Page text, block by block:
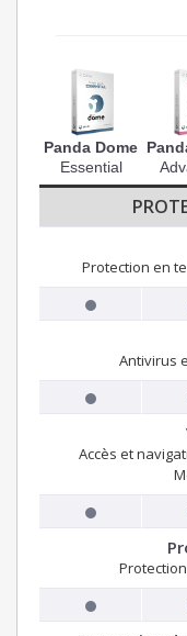
Panda Dome
Essential
Protection en
Antivirus
Accès et